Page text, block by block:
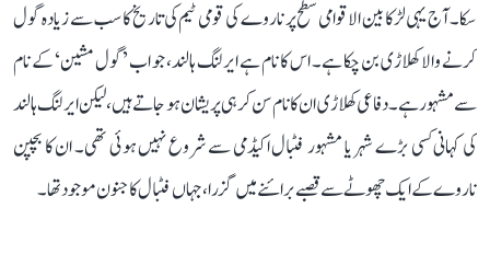
سکا۔ آج یہی لڑکا بین الاقوامی سطح پر ناروے کی قومی ٹیم کی تاریخ کا سب سے زیادہ گول
کرنے والا کھلاڑی بن چکا ہے۔ اس کا نام ہے ایرلنگ ہالند، جو اب ’گول مشین‘ کے نام
سے مشہور ہے۔ دفاعی کھلاڑی ان کا نام سن کر ہی پریشان ہو جاتے ہیں، لیکن ایرلنگ ہالند
کی کہانی کسی بڑے شہر یا مشہور فٹبال اکیڈمی سے شروع نہیں ہوئی تھی۔ ان کا بچپن
ناروے کے ایک چھوٹے سے قصبے برائنے میں گزرا، جہاں فٹبال کا جنون موجود تھا۔